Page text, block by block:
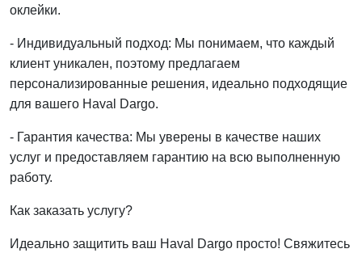
оклейки.
- Индивидуальный подход: Мы понимаем, что каждый
клиент уникален, поэтому предлагаем
персонализированные решения, идеально подходящие
для вашего Haval Dargo.
- Гарантия качества: Мы уверены в качестве наших
услуг и предоставляем гарантию на всю выполненную
работу.
Как заказать услугу?
Идеально защитить ваш Haval Dargo просто! Свяжитесь